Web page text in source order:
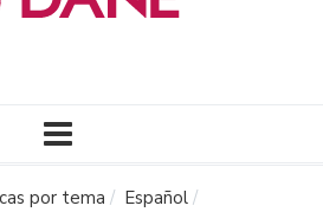
por tema
Español